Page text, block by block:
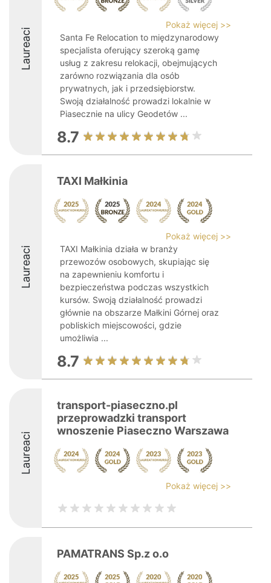
Laureaci
Pokaż więcej >>
Santa Fe Relocation to międzynarodowy
specjalista oferujący szeroką gamę
usług z zakresu relokacji, obejmujących
zarówno rozwiązania dla osób
prywatnych, jak i przedsiębiorstw.
Swoją działalność prowadzi lokalnie w
Piasecznie na ulicy Geodetów ...
8.7
Laureaci
TAXI Małkinia
Pokaż więcej >>
TAXI Małkinia działa w branży
przewozów osobowych, skupiając się
na zapewnieniu komfortu i
bezpieczeństwa podczas wszystkich
kursów. Swoją działalność prowadzi
głównie na obszarze Małkini Górnej oraz
pobliskich miejscowości, gdzie
umożliwia ...
8.7
Laureaci
transport-piaseczno.pl
przeprowadzki transport
wnoszenie Piaseczno Warszawa
Pokaż więcej >>
PAMATRANS Sp.z o.o